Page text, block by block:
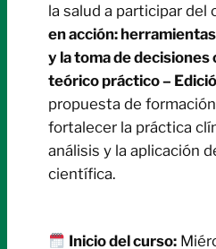
la salud a participar del
en acción:
y la toma de decisiones
teórico práctico–
propuesta de
fortalecer la práctica
análisis y la aplicación
científica.
Inicio del curso: